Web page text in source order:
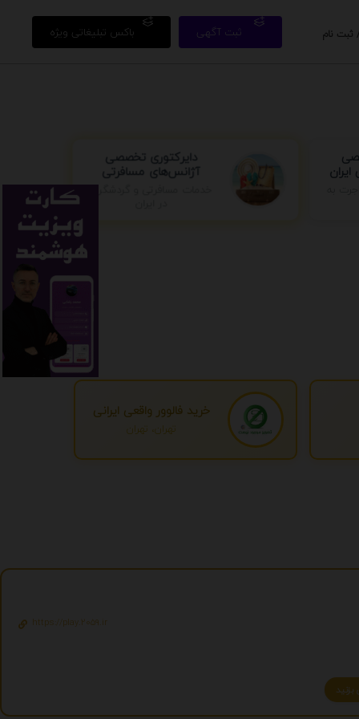
باکس تبلیغاتی ویژه ثبت آگهی نام
دایرکتوری تخصصی
آژانس‌های مسافرتی
خدمات مسافرتی و گردشگری
خرید فالوور واقعی ایرانی
تهران، تهران
https://play.2059.ir